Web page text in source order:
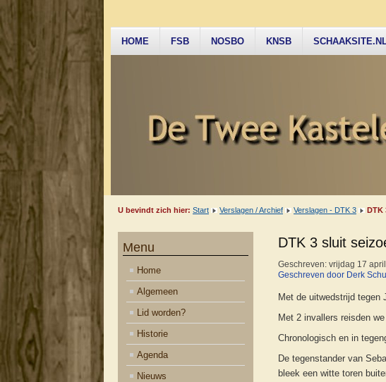
HOME FSB NOSBO KNSB
U bevindt zich hier: Start Verslagen / Archief Verslagen - DTK 3 DTK
Menu
Home
Algemeen
Lid worden?
Historie
Agenda
Nieuws
DTK 3 sluit
Geschreven: vrijdag 17
Geschreven door Derk
Met de uitwedstrijd tegen
Met 2 invallers reisden
Chronologisch en in
De tegenstander van
bleek een witte toren